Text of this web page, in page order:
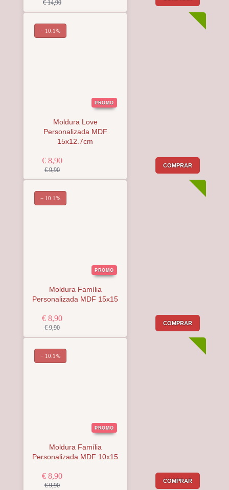
€ 14,90
PROMO
Moldura Love
Personalizada MDF
15x12.7cm
€ 8,90
€ 9,90
COMPRAR
− 10.1%
PROMO
Moldura Família
Personalizada MDF 15x15
€ 8,90
€ 9,90
COMPRAR
− 10.1%
PROMO
Moldura Família
Personalizada MDF 10x15
€ 8,90
€ 9,90
COMPRAR
− 10.1%